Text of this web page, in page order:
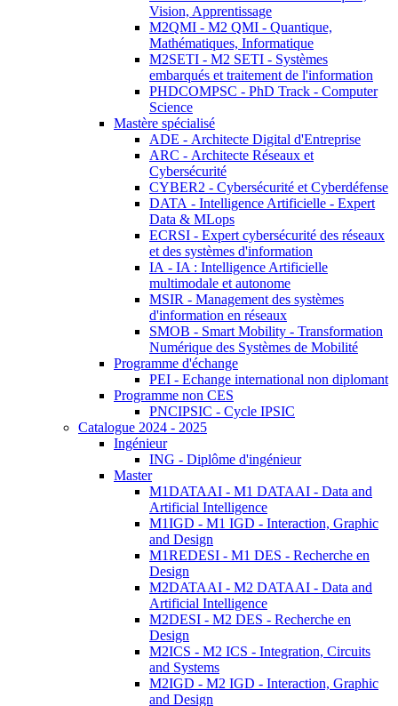
Vision, Apprentissage
M2QMI - M2 QMI - Quantique,
Mathématiques, Informatique
M2SETI - M2 SETI - Systèmes
embarqués et traitement de l'information
PHDCOMPSC - PhD Track - Computer
Science
Mastère spécialisé
ADE - Architecte Digital d'Entreprise
ARC - Architecte Réseaux et
Cybersécurité
CYBER2 - Cybersécurité et Cyberdéfense
DATA - Intelligence Artificielle - Expert
Data & MLops
ECRSI - Expert cybersécurité des réseaux
et des systèmes d'information
IA - IA : Intelligence Artificielle
multimodale et autonome
MSIR - Management des systèmes
d'information en réseaux
SMOB - Smart Mobility - Transformation
Numérique des Systèmes de Mobilité
Programme d'échange
PEI - Echange international non diplomant
Programme non CES
PNCIPSIC - Cycle IPSIC
Catalogue 2024 - 2025
Ingénieur
ING - Diplôme d'ingénieur
Master
M1DATAAI - M1 DATAAI - Data and
Artificial Intelligence
M1IGD - M1 IGD - Interaction, Graphic
and Design
M1REDESI - M1 DES - Recherche en
Design
M2DATAAI - M2 DATAAI - Data and
Artificial Intelligence
M2DESI - M2 DES - Recherche en
Design
M2ICS - M2 ICS - Integration, Circuits
and Systems
M2IGD - M2 IGD - Interaction, Graphic
and Design